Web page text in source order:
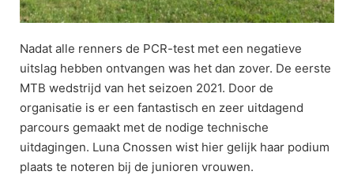
Nadat alle renners de PCR-test met een negatieve
uitslag hebben ontvangen was het dan zover. De eerste
MTB wedstrijd van het seizoen 2021. Door de
organisatie is er een fantastisch en zeer uitdagend
parcours gemaakt met de nodige technische
uitdagingen. Luna Cnossen wist hier gelijk haar podium
plaats te noteren bij de junioren vrouwen.